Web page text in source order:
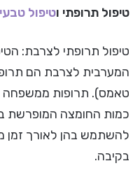
טיפול תרופתי וטיפול
טיפול תרופתי לצרבת:
המערבית לצרבת הם
טאמס). תרופות ממשפחה
כמות החומצה המופרשת
להשתמש בהן לאורך זמן
בקיבה.